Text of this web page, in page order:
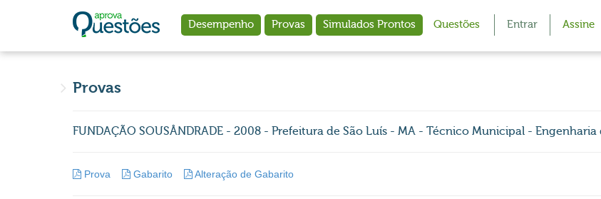
Desempenho Provas Simulados Prontos Questões Entrar Assine
Provas
FUNDAÇÃO SOUSÂNDRADE - 2008 - Prefeitura de São Luís - MA - Técnico Municipal -
Prova Gabarito Alteração de Gabarito